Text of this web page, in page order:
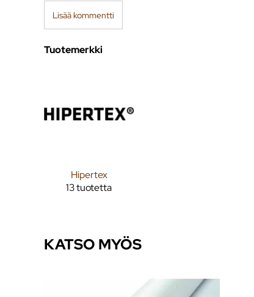
Lisää kommentti
Tuotemerkki
Hipertex
13 tuotetta
KATSO MYÖS